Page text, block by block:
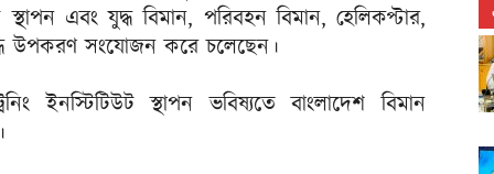
এবং যুদ্ধ বিমান, পরিবহন বিমান, হেলিকপ্টার,
উপকরণ সংযোজন করে চলেছেন।
ইনস্টিটিউট স্থাপন ভবিষ্যতে বাংলাদেশ বিমান